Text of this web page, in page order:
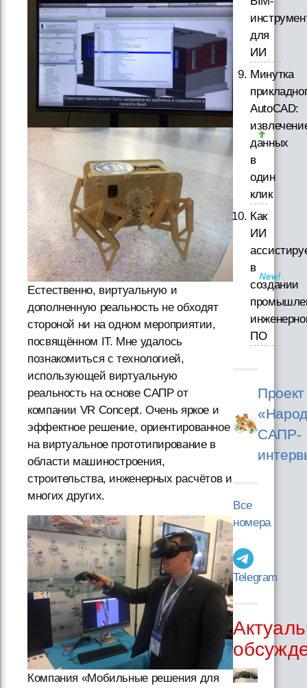
Естественно, виртуальную и
дополненную реальность не обходят
стороной ни на одном мероприятии,
посвящённом IT. Мне удалось
познакомиться с технологией,
использующей виртуальную
реальность на основе САПР от
компании VR Concept. Очень яркое и
эффектное решение, ориентированное
на виртуальное прототипирование в
области машиностроения,
строительства, инженерных расчётов и
многих других.
Компания «Мобильные решения для
для
ИИ
Минутка
AutoCAD:
данных
в
один
клик
Как
ИИ
в
создании
ПО
Проект
САПР-
Все
номера
Telegram